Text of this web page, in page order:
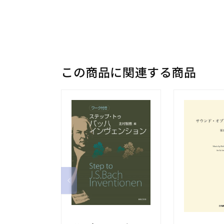
この商品に関連する商品